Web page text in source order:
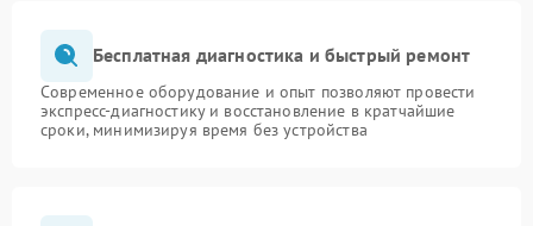
Бесплатная диагностика и быстрый ремонт
Современное оборудование и опыт позволяют провести
экспресс-диагностику и восстановление в кратчайшие
сроки, минимизируя время без устройства